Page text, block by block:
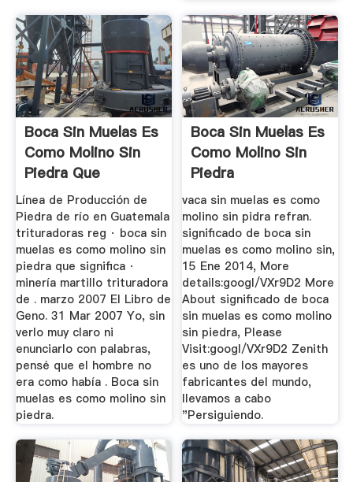
Boca Sin Muelas Es
Como Molino Sin
Piedra Que
Significa
Línea de Producción de
Piedra de río en Guatemala
trituradoras reg · boca sin
muelas es como molino sin
piedra que significa ·
minería martillo trituradora
de . marzo 2007 El Libro de
Geno. 31 Mar 2007 Yo, sin
verlo muy claro ni
enunciarlo con palabras,
pensé que el hombre no
era como había . Boca sin
muelas es como molino sin
piedra.
Boca Sin Muelas Es
Como Molino Sin
Piedra
vaca sin muelas es como
molino sin pidra refran.
significado de boca sin
muelas es como molino sin,
15 Ene 2014, More
details:googl/VXr9D2 More
About significado de boca
sin muelas es como molino
sin piedra, Please
Visit:googl/VXr9D2 Zenith
es uno de los mayores
fabricantes del mundo,
llevamos a cabo
"Persiguiendo.